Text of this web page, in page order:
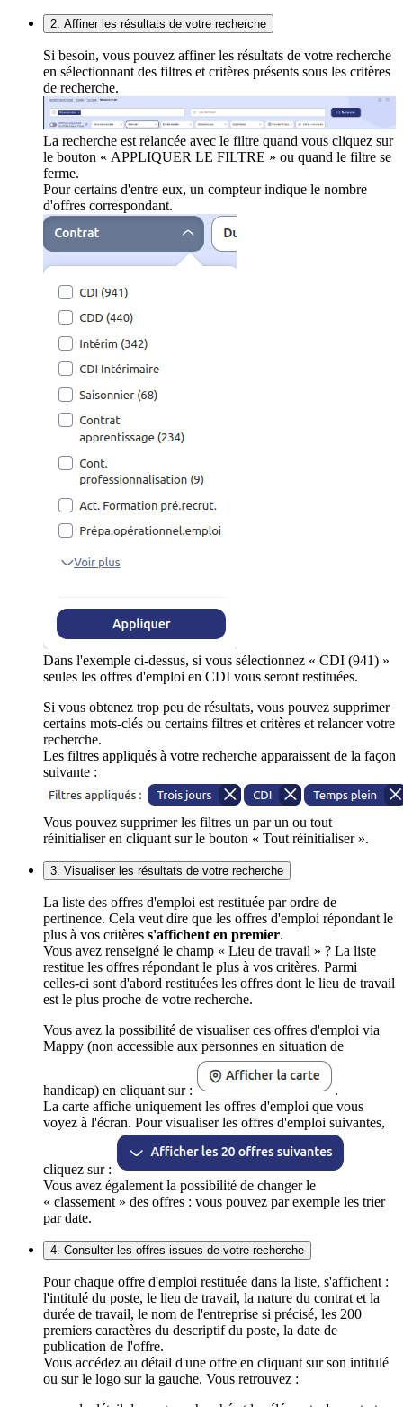
2. Affiner les résultats de votre recherche
Si besoin, vous pouvez affiner les résultats de votre recherche
en sélectionnant des filtres et critères présents sous les critères
de recherche.
La recherche est relancée avec le filtre quand vous cliquez sur
le bouton « APPLIQUER LE FILTRE » ou quand le filtre se
ferme.
Pour certains d'entre eux, un compteur indique le nombre
d'offres correspondant.
Dans l'exemple ci-dessus, si vous sélectionnez « CDI (941) »
seules les offres d'emploi en CDI vous seront restituées.
Si vous obtenez trop peu de résultats, vous pouvez supprimer
certains mots-clés ou certains filtres et critères et relancer votre
recherche.
Les filtres appliqués à votre recherche apparaissent de la façon
suivante :
Vous pouvez supprimer les filtres un par un ou tout
réinitialiser en cliquant sur le bouton « Tout réinitialiser ».
3. Visualiser les résultats de votre recherche
La liste des offres d'emploi est restituée par ordre de
pertinence. Cela veut dire que les offres d'emploi répondant le
plus à vos critères s'affichent en premier.
Vous avez renseigné le champ « Lieu de travail » ? La liste
restitue les offres répondant le plus à vos critères. Parmi
celles-ci sont d'abord restituées les offres dont le lieu de travail
est le plus proche de votre recherche.
Vous avez la possibilité de visualiser ces offres d'emploi via
Mappy (non accessible aux personnes en situation de
handicap) en cliquant sur :
.
La carte affiche uniquement les offres d'emploi que vous
voyez à l'écran. Pour visualiser les offres d'emploi suivantes,
cliquez sur :
Vous avez également la possibilité de changer le
« classement » des offres : vous pouvez par exemple les trier
par date.
4. Consulter les offres issues de votre recherche
Pour chaque offre d'emploi restituée dans la liste, s'affichent :
l'intitulé du poste, le lieu de travail, la nature du contrat et la
durée de travail, le nom de l'entreprise si précisé, les 200
premiers caractères du descriptif du poste, la date de
publication de l'offre.
Vous accédez au détail d'une offre en cliquant sur son intitulé
ou sur le logo sur la gauche. Vous retrouvez :